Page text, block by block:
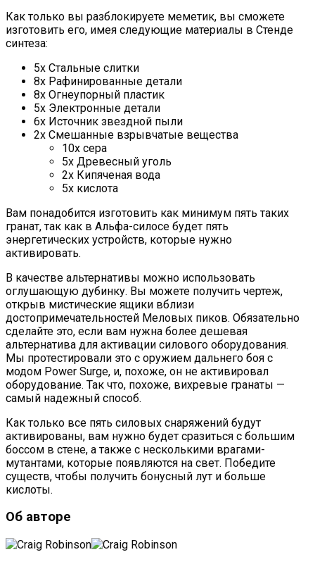
Как только вы разблокируете меметик, вы сможете
изготовить его, имея следующие материалы в Стенде
синтеза:
5x Стальные слитки
8x Рафинированные детали
8x Огнеупорный пластик
5x Электронные детали
6x Источник звездной пыли
2x Смешанные взрывчатые вещества
10x сера
5x Древесный уголь
2x Кипяченая вода
5x кислота
Вам понадобится изготовить как минимум пять таких
гранат, так как в Альфа-силосе будет пять
энергетических устройств, которые нужно
активировать.
В качестве альтернативы можно использовать
оглушающую дубинку. Вы можете получить чертеж,
открыв мистические ящики вблизи
достопримечательностей Меловых пиков. Обязательно
сделайте это, если вам нужна более дешевая
альтернатива для активации силового оборудования.
Мы протестировали это с оружием дальнего боя с
модом Power Surge, и, похоже, он не активировал
оборудование. Так что, похоже, вихревые гранаты —
самый надежный способ.
Как только все пять силовых снаряжений будут
активированы, вам нужно будет сразиться с большим
боссом в стене, а также с несколькими врагами-
мутантами, которые появляются на свет. Победите
существ, чтобы получить бонусный лут и больше
кислоты.
Об авторе